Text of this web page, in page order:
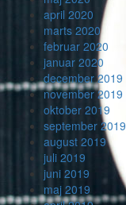
april 2020
marts 2020
februar 2020
januar 2020
december 2019
november 2019
oktober 2019
september 2019
august 2019
juli 2019
juni 2019
maj 2019